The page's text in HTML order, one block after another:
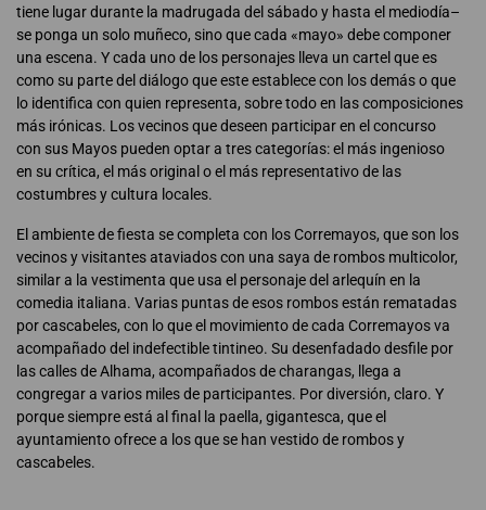
tiene lugar durante la madrugada del sábado y hasta el mediodía–
se ponga un solo muñeco, sino que cada «mayo» debe componer
una escena. Y cada uno de los personajes lleva un cartel que es
como su parte del diálogo que este establece con los demás o que
lo identifica con quien representa, sobre todo en las composiciones
más irónicas. Los vecinos que deseen participar en el concurso
con sus Mayos pueden optar a tres categorías: el más ingenioso
en su crítica, el más original o el más representativo de las
costumbres y cultura locales.
El ambiente de fiesta se completa con los Corremayos, que son los
vecinos y visitantes ataviados con una saya de rombos multicolor,
similar a la vestimenta que usa el personaje del arlequín en la
comedia italiana. Varias puntas de esos rombos están rematadas
por cascabeles, con lo que el movimiento de cada Corremayos va
acompañado del indefectible tintineo. Su desenfadado desfile por
las calles de Alhama, acompañados de charangas, llega a
congregar a varios miles de participantes. Por diversión, claro. Y
porque siempre está al final la paella, gigantesca, que el
ayuntamiento ofrece a los que se han vestido de rombos y
cascabeles.